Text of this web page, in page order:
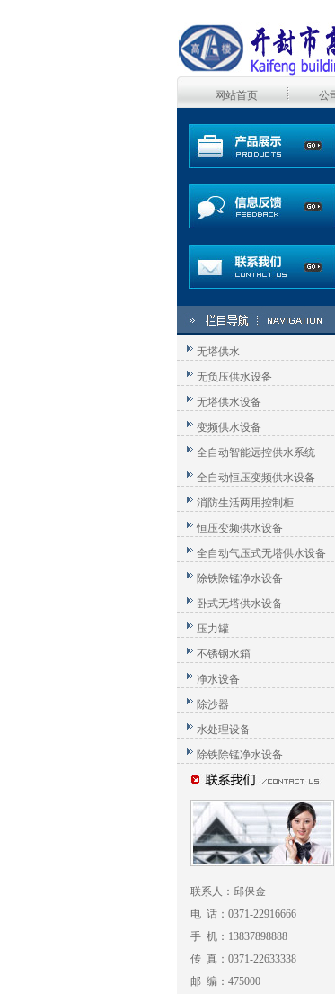
网站首页 公
无塔供水
无负压供水设备
无塔供水设备
变频供水设备
全自动智能远控供水系统
全自动恒压变频供水设备
消防生活两用控制柜
恒压变频供水设备
全自动气压式无塔供水设备
除铁除锰净水设备
卧式无塔供水设备
压力罐
不锈钢水箱
净水设备
除沙器
水处理设备
除铁除锰净水设备
联系人：邱保金
电 话：0371-22916666
手 机：13837898888
传 真：0371-22633338
邮 编：475000